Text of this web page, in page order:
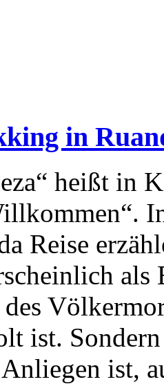
in
heißt in
Reise
als
ist.
Anliegen ist,